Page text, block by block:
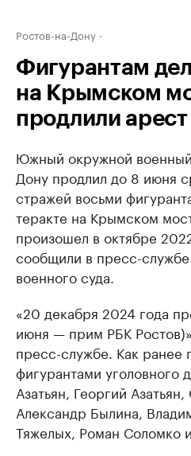
Ростов-на-Дону
Фигурантам
на Крымском
продлили
Южный окружной
Дону продлил до 8 июня
стражей восьми
теракте на Крымском
произошел в октябре
сообщили в пресс-
военного суда.
«20 декабря 2024 года
июня — прим РБК
пресс-службе. Как ранее
фигурантами уголовного
Азатьян, Георгий
Александр Былина,
Тяжелых, Роман Соломко